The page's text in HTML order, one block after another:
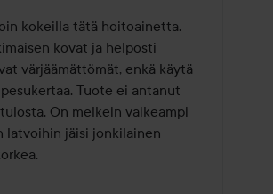
kokeilla tätä hoitoainetta.
kovat ja helposti
värjäämättömät, enkä käytä
Tuote ei antanut
On melkein vaikeampi
latvoihin jäisi jonkilainen